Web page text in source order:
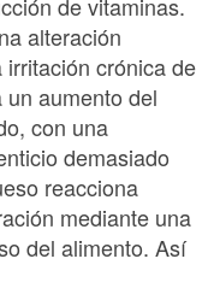
alteración
crónica de
aumento del
con una
demasiado
reacciona
mediante una
del alimento. Así